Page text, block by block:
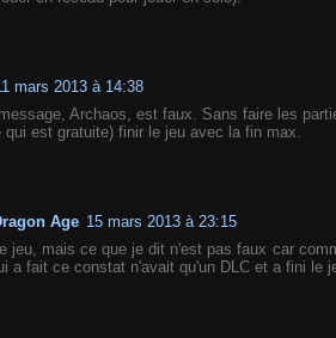
mars 2013 à 14:38
Archaos, est faux. Sans faire les
qui est gratuite) finir le jeu avec la fin max.
Age 15 mars 2013 à 23:15
jeu, mais ce que je dit n'est pas faux car
a fait ce constat n'avait qu'un DLC et a fini le